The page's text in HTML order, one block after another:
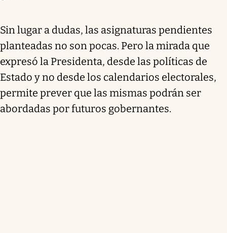
Sin lugar a dudas, las asignaturas pendientes
planteadas no son pocas. Pero la mirada que
expresó la Presidenta, desde las políticas de
Estado y no desde los calendarios electorales,
permite prever que las mismas podrán ser
abordadas por futuros gobernantes.